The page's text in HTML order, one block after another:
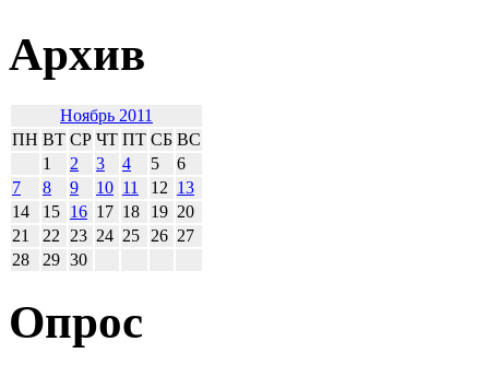
Архив
Ноябрь 2011
ПН ВТ СР ЧТ ПТ СБ ВС
1
2 3 4 5
6
7
8 9 10 11 12 13
14
15 16 17 18 19 20
21
22 23 24 25 26 27
28
29 30
Опрос